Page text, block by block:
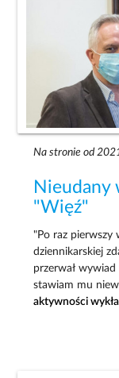
Na stronie od
Nieudany
"Więź"
"Po raz pierwszy
dziennikarskiej
przerwał wywiad
stawiam mu
aktywności